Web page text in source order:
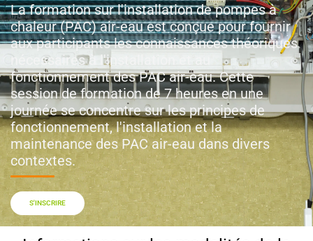
La formation sur l'installation de pompes à
chaleur (PAC) air-eau est conçue pour fournir
aux participants les connaissances théoriques
nécessaires à l'installation et au
fonctionnement des PAC air-eau. Cette
session de formation de 7 heures en une
journée se concentre sur les principes de
fonctionnement, l'installation et la
maintenance des PAC air-eau dans divers
contextes.
S'INSCRIRE